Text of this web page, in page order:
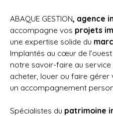
ABAQUE GESTION, agence
accompagne vos projets
une expertise solide du
Implantés au cœur de
notre savoir-faire au
acheter, louer ou faire gérer
un accompagnement
Spécialistes du patrimoine